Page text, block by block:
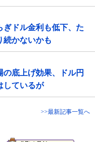
ドル金利も低下、た
続かないかも
底上げ効果、ドル円
しているが
>>最新記事一覧へ